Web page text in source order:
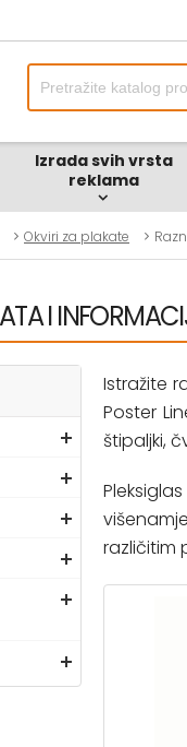
Izrada svih vrsta
reklama
Okviri za plakate
I
Istražite
Poster
štipaljki,
različitim